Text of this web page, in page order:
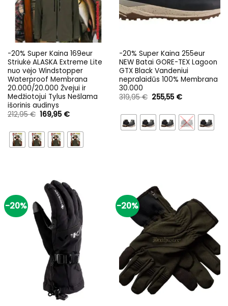
-20% Super Kaina 169eur
Striukė ALASKA Extreme Lite
nuo vėjo Windstopper
Waterproof Membrana
20.000/20.000 Žvejui ir
Medžiotojui Tylus Nešlama
išorinis audinys
212,95€ Original
price
212,95 €.
169,95 €Current
169,95 €.
-20% Super Kaina 255eur
NEW Batai GORE-TEX Lagoon
GTX Black Vandeniui
nepralaidūs 100% Membrana
30.000
319,95€ Original
price
319,95 €.
255,55 €Current
255,55 €.
-20% -20%